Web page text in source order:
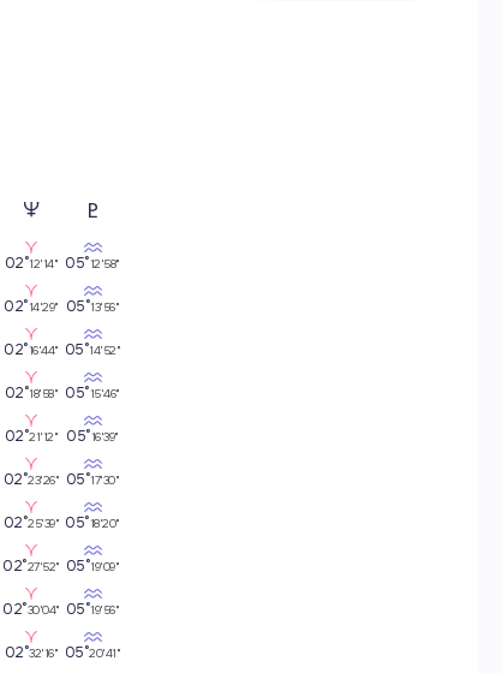
02°12'14" 05°12'58"
02°14'29" 05°13'56"
02°16'44" 05°14'52"
02°18'58" 05°15'46"
02°21'12" 05°16'39"
02°23'26" 05°17'30"
02°25'39" 05°18'20"
02°27'52" 05°19'09"
02°30'04" 05°19'56"
02°32'16" 05°20'41"